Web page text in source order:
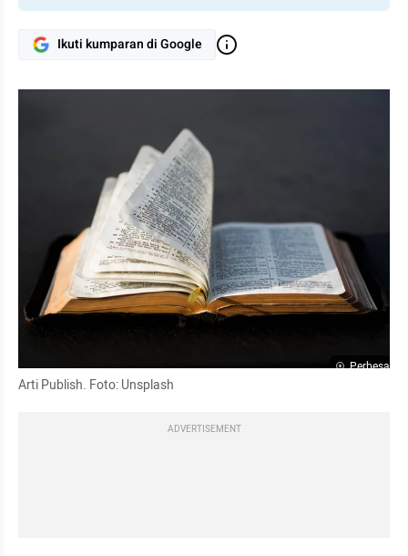
Ikuti kumparan di Google
Perbesar
Arti Publish. Foto: Unsplash
ADVERTISEMENT